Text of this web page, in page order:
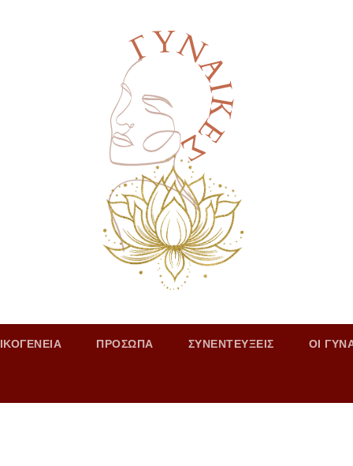
ΠΡΟΣΩΠΑ ΣΥΝΕΝΤΕΥΞΕΙΣ ΟΙ